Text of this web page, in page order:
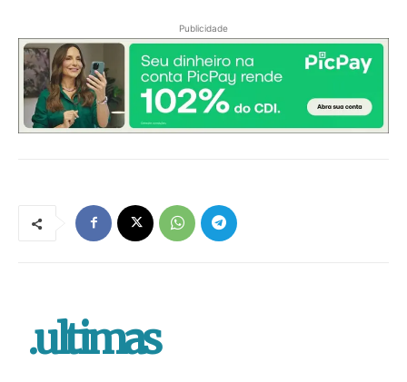
Publicidade
.ultimas